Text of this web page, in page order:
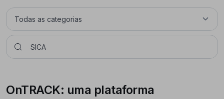
OnTRACK: uma plataforma